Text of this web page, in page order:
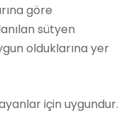
göre
sütyen
olduklarına yer
için uygundur.